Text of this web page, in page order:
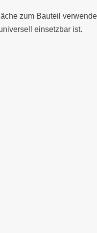
zum Bauteil
einsetzbar ist.